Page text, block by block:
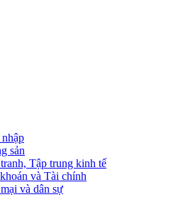
sản
Tập trung kinh tế
và Tài chính
và dân sự